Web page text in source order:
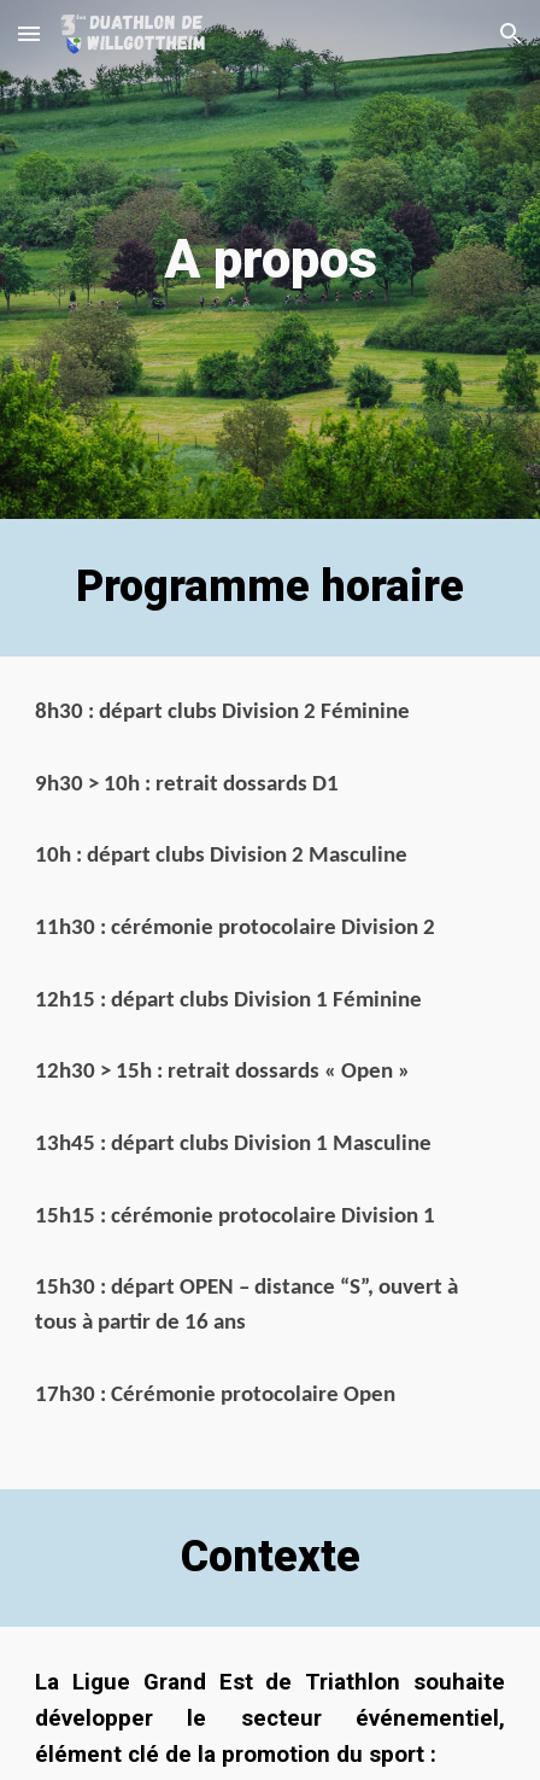
Skip to main content Skip to navigation
A propos
Programme horaire
8h30 : départ clubs Division 2 Féminine
9h30 > 10h : retrait dossards D1
10h : départ clubs Division 2 Masculine
11h30 : cérémonie protocolaire Division 2
12h15 : départ clubs Division 1 Féminine
12h30 > 15h : retrait dossards « Open »
13h45 : départ clubs Division 1 Masculine
15h15 : cérémonie protocolaire Division 1
15h30 : départ OPEN – distance “S”, ouvert à
tous à partir de 16 ans
17h30 : Cérémonie protocolaire Open
Contexte
La Ligue Grand Est de Triathlon souhaite
développer le secteur événementiel,
élément clé de la promotion du sport :